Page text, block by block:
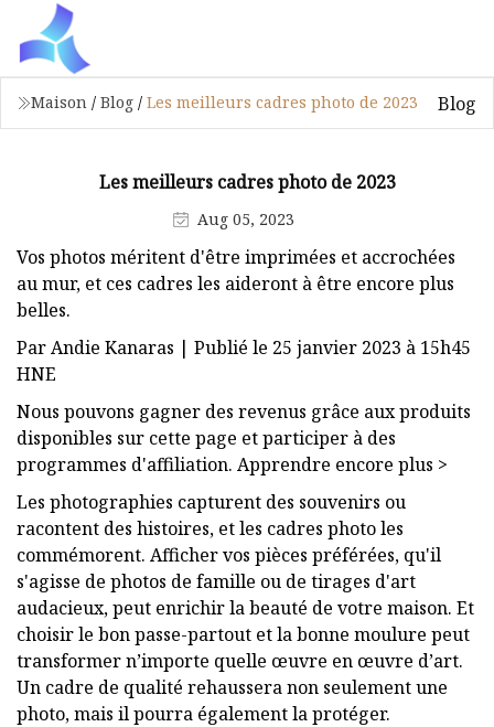
Maison / Blog / Les meilleurs cadres photo de 2023 Blog
Les meilleurs cadres photo de 2023
Aug 05, 2023
Vos photos méritent d'être imprimées et accrochées
au mur, et ces cadres les aideront à être encore plus
belles.
Par Andie Kanaras | Publié le 25 janvier 2023 à 15h45
HNE
Nous pouvons gagner des revenus grâce aux produits
disponibles sur cette page et participer à des
programmes d'affiliation. Apprendre encore plus >
Les photographies capturent des souvenirs ou
racontent des histoires, et les cadres photo les
commémorent. Afficher vos pièces préférées, qu'il
s'agisse de photos de famille ou de tirages d'art
audacieux, peut enrichir la beauté de votre maison. Et
choisir le bon passe-partout et la bonne moulure peut
transformer n’importe quelle œuvre en œuvre d’art.
Un cadre de qualité rehaussera non seulement une
photo, mais il pourra également la protéger.